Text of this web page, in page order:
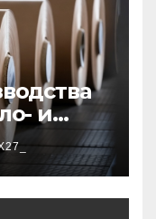
и